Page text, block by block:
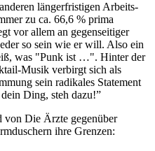
längerfristigen Arbeits-
zu ca. 66,6 % prima
vor allem an gegenseitiger
so sein wie er will. Also ein
was "Punk ist …". Hinter der
Musik verbirgt sich als
sein radikales Statement
Ding, steh dazu!”
von Die Ärzte gegenüber
ihre Grenzen: